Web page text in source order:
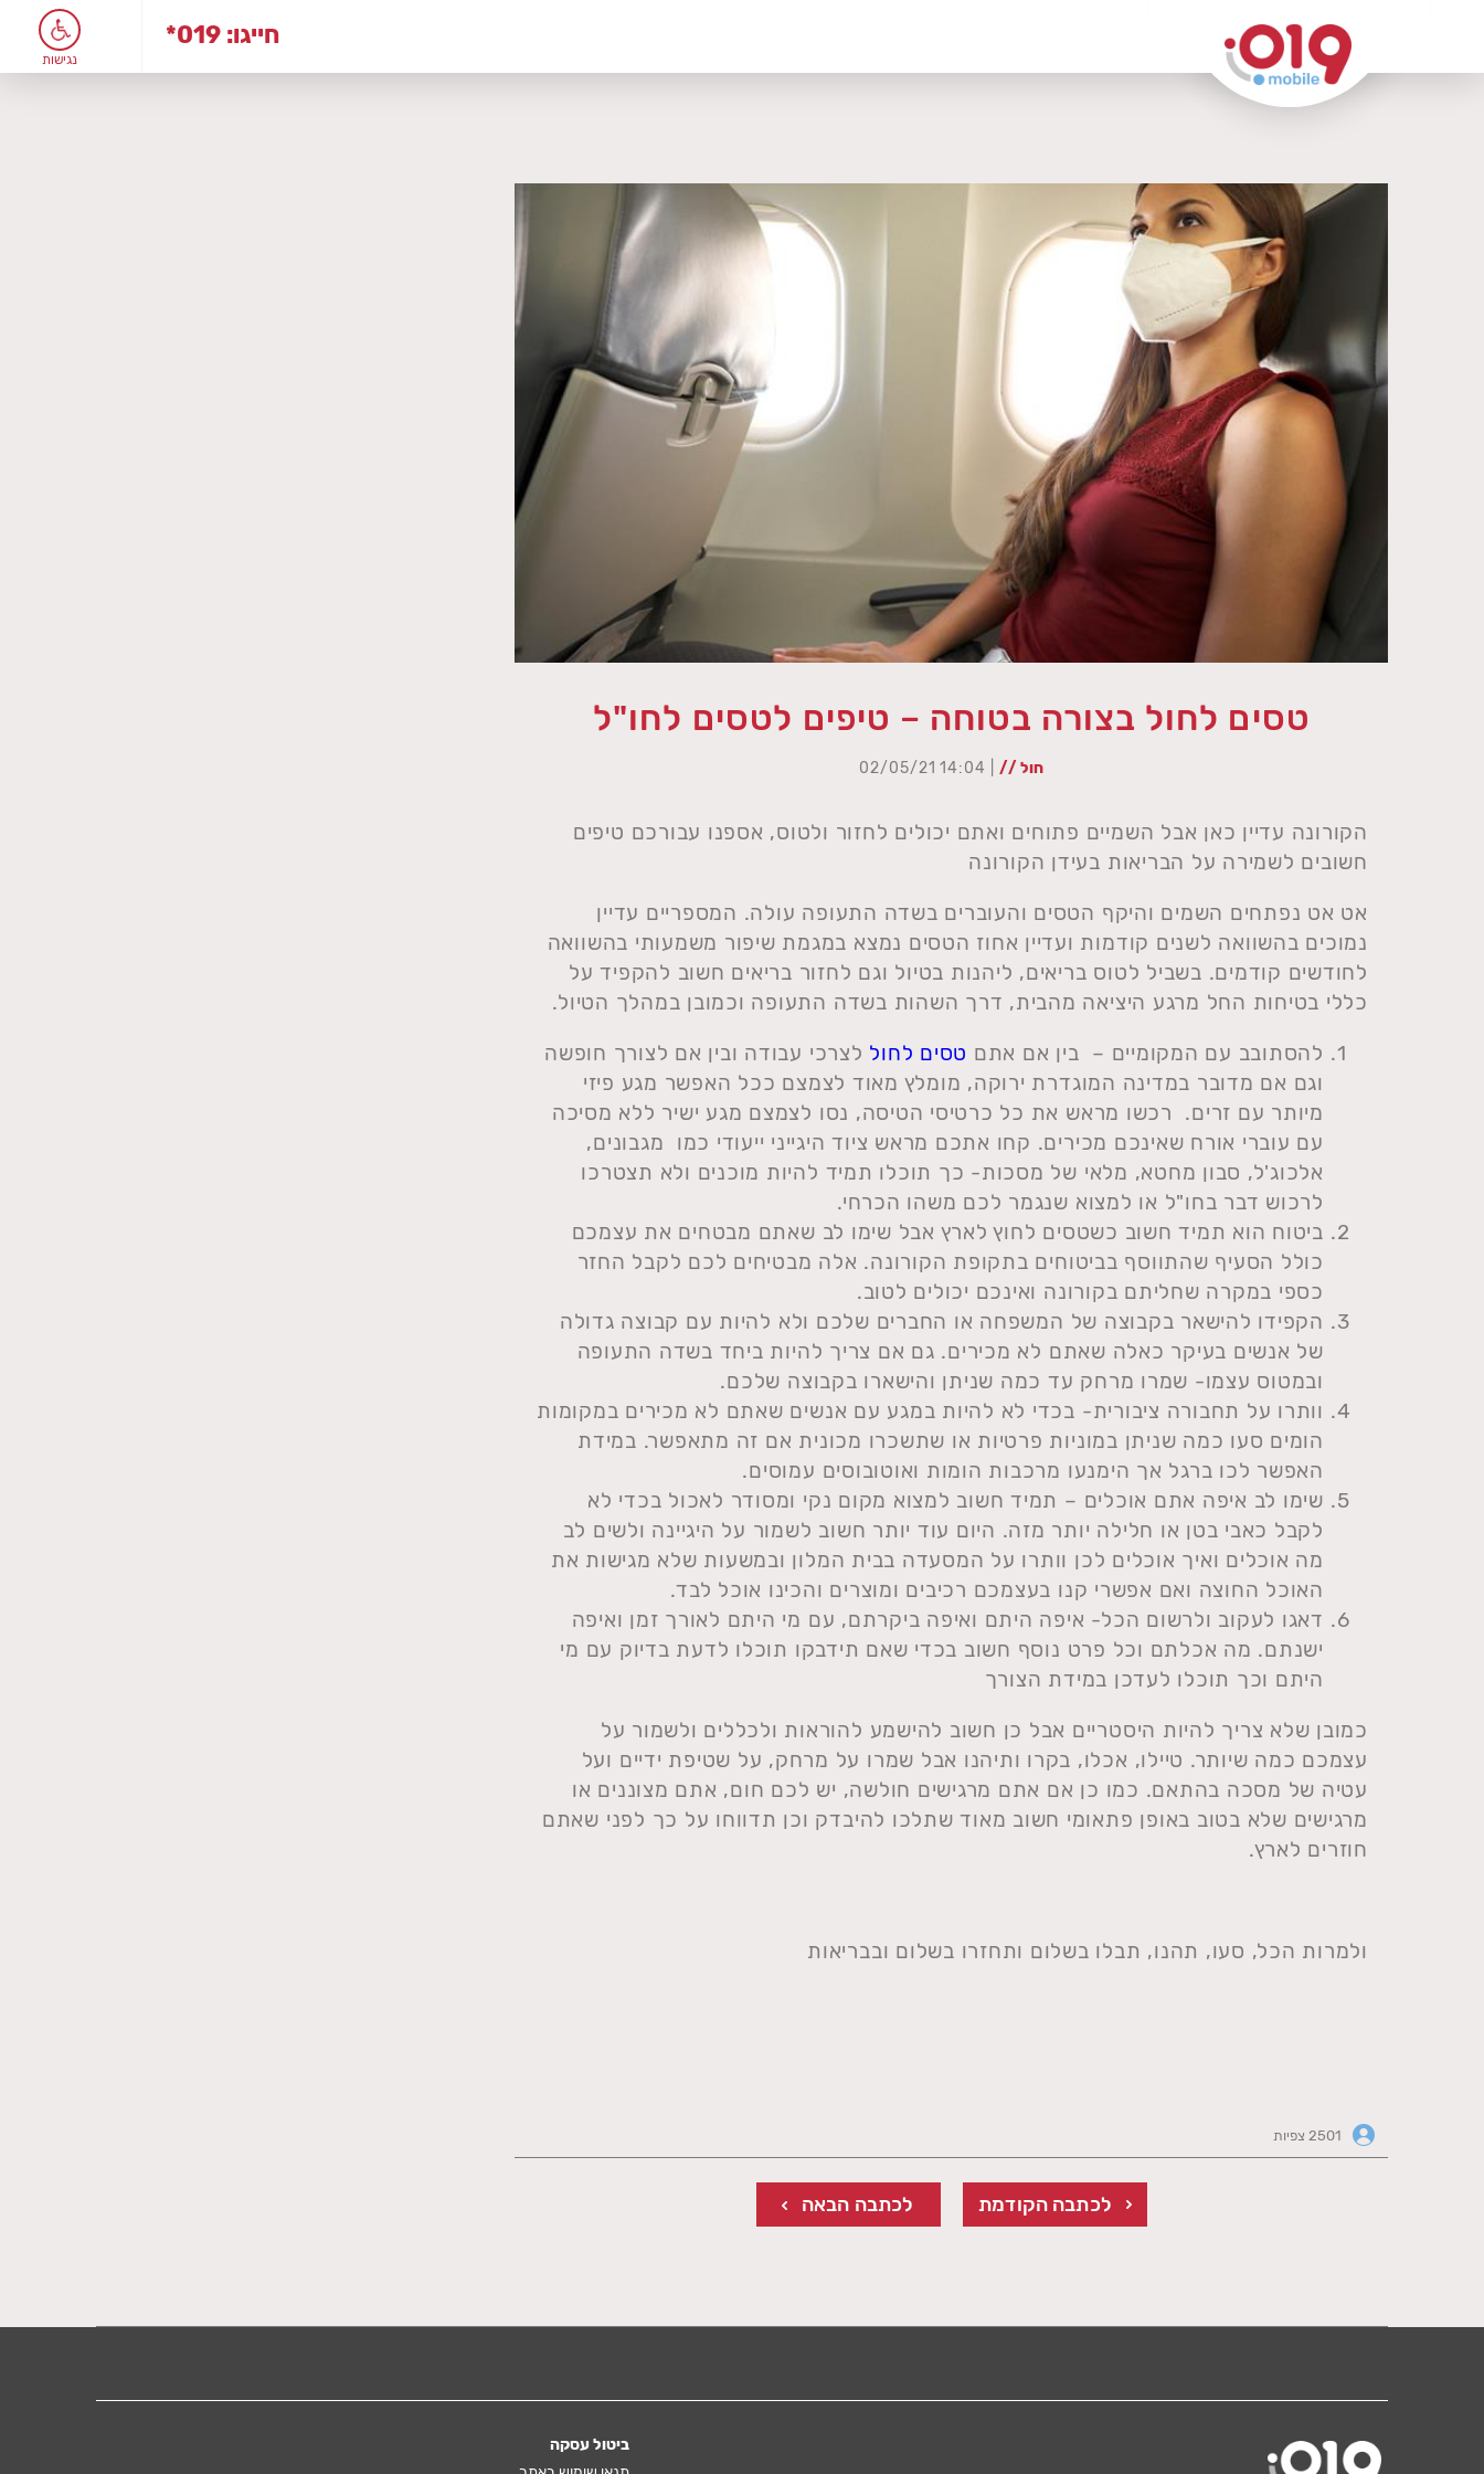
נגישות
*019 :חייגו
טסים לחול בצורה בטוחה – טיפים לטסים לחו"ל
חול //| 14:04 02/05/21
הקורונה עדיין כאן אבל השמיים פתוחים ואתם יכולים לחזור ולטוס, אספנו עבורכם טיפים
חשובים לשמירה על הבריאות בעידן הקורונה
אט אט נפתחים השמים והיקף הטסים והעוברים בשדה התעופה עולה. המספריים עדיין
נמוכים בהשוואה לשנים קודמות ועדיין אחוז הטסים נמצא במגמת שיפור משמעותי בהשוואה
לחודשים קודמים. בשביל לטוס בריאים, ליהנות בטיול וגם לחזור בריאים חשוב להקפיד על
כללי בטיחות החל מרגע היציאה מהבית, דרך השהות בשדה התעופה וכמובן במהלך הטיול.
להסתובב עם המקומיים – בין אם אתם טסים לחול לצרכי עבודה ובין אם לצורך חופשה
וגם אם מדובר במדינה המוגדרת ירוקה, מומלץ מאוד לצמצם ככל האפשר מגע פיזי
מיותר עם זרים. רכשו מראש את כל כרטיסי הטיסה, נסו לצמצם מגע ישיר ללא מסיכה
עם עוברי אורח שאינכם מכירים. קחו אתכם מראש ציוד היגייני ייעודי כמו מגבונים,
אלכוג'ל, סבון מחטא, מלאי של מסכות- כך תוכלו תמיד להיות מוכנים ולא תצטרכו
לרכוש דבר בחו"ל או למצוא שנגמר לכם משהו הכרחי.
ביטוח הוא תמיד חשוב כשטסים לחוץ לארץ אבל שימו לב שאתם מבטחים את עצמכם
כולל הסעיף שהתווסף בביטוחים בתקופת הקורונה. אלה מבטיחים לכם לקבל החזר
כספי במקרה שחליתם בקורונה ואינכם יכולים לטוב.
הקפידו להישאר בקבוצה של המשפחה או החברים שלכם ולא להיות עם קבוצה גדולה
של אנשים בעיקר כאלה שאתם לא מכירים. גם אם צריך להיות ביחד בשדה התעופה
ובמטוס עצמו- שמרו מרחק עד כמה שניתן והישארו בקבוצה שלכם.
וותרו על תחבורה ציבורית- בכדי לא להיות במגע עם אנשים שאתם לא מכירים במקומות
הומים סעו כמה שניתן במוניות פרטיות או שתשכרו מכונית אם זה מתאפשר. במידת
האפשר לכו ברגל אך הימנעו מרכבות הומות ואוטובוסים עמוסים.
שימו לב איפה אתם אוכלים – תמיד חשוב למצוא מקום נקי ומסודר לאכול בכדי לא
לקבל כאבי בטן או חלילה יותר מזה. היום עוד יותר חשוב לשמור על היגיינה ולשים לב
מה אוכלים ואיך אוכלים לכן וותרו על המסעדה בבית המלון ובמשעות שלא מגישות את
האוכל החוצה ואם אפשרי קנו בעצמכם רכיבים ומוצרים והכינו אוכל לבד.
דאגו לעקוב ולרשום הכל- איפה היתם ואיפה ביקרתם, עם מי היתם לאורך זמן ואיפה
ישנתם. מה אכלתם וכל פרט נוסף חשוב בכדי שאם תידבקו תוכלו לדעת בדיוק עם מי
היתם וכך תוכלו לעדכן במידת הצורך
כמובן שלא צריך להיות היסטריים אבל כן חשוב להישמע להוראות ולכללים ולשמור על
עצמכם כמה שיותר. טיילו, אכלו, בקרו ותיהנו אבל שמרו על מרחק, על שטיפת ידיים ועל
עטיה של מסכה בהתאם. כמו כן אם אתם מרגישים חולשה, יש לכם חום, אתם מצוננים או
מרגישים שלא בטוב באופן פתאומי חשוב מאוד שתלכו להיבדק וכן תדווחו על כך לפני שאתם
חוזרים לארץ.
ולמרות הכל, סעו, תהנו, תבלו בשלום ותחזרו בשלום ובבריאות
לכתבה הקודמת לכתבה הבאה
ביטול עסקה